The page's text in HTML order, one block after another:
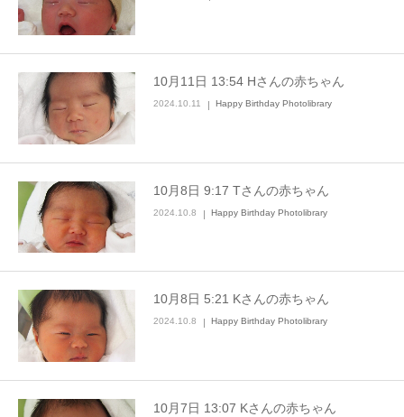
10月11日 13:54 Hさんの赤ちゃん
2024.10.11 Happy Birthday Photolibrary
10月8日 9:17 Tさんの赤ちゃん
2024.10.8 Happy Birthday Photolibrary
10月8日 5:21 Kさんの赤ちゃん
2024.10.8 Happy Birthday Photolibrary
10月7日 13:07 Kさんの赤ちゃん